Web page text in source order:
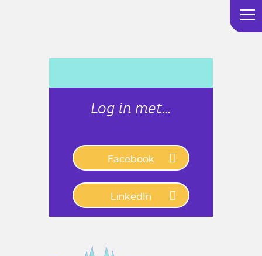
Log in met…
Facebook
LinkedIn